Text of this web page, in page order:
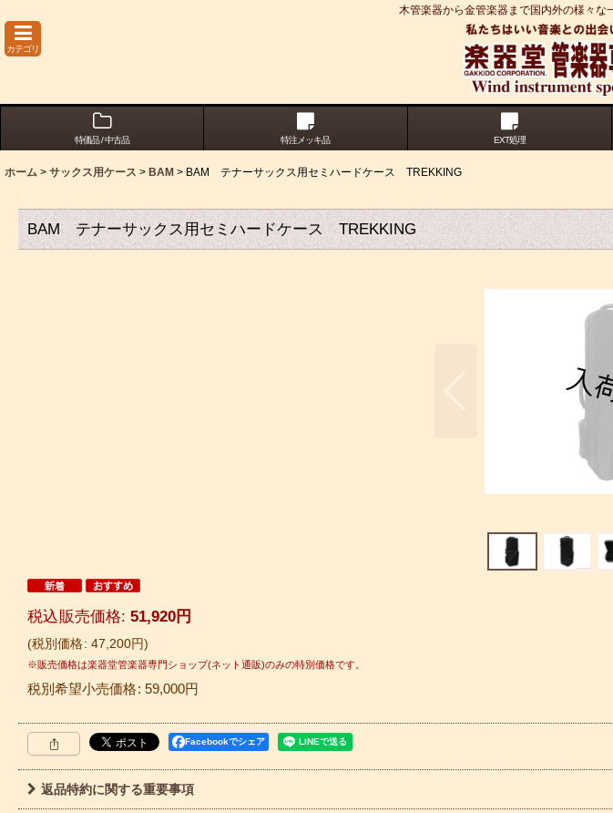
木管楽器から金管楽器まで国内外の様々
カテゴリ
特価品 / 中古品 特注メッキ品 EXT処理
ホーム > サックス用ケース > BAM > BAM テナーサックス用セミハードケース TREKKING
BAM テナーサックス用セミハードケース TREKKING
税別価格: 47,200円
税込 : 51,920円
税別希望小売価格: 59,000円
Facebookでシェア
返品特約に関する重要事項